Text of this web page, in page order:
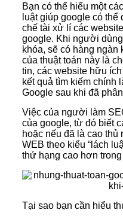
Bạn có thể hiểu một
luật giúp google có
chế tài xử lí các
google. Khi người
khóa, sẽ có hàng ngàn
của thuật toán này là
tin, các website hữu
kết quả tìm kiếm chính
Google sau khi đã
Việc của người làm
của google, từ đó biết
hoặc nếu đã là cao thủ
WEB theo kiểu “lách
thứ hạng cao hơn
Tại sao bạn cần hiểu